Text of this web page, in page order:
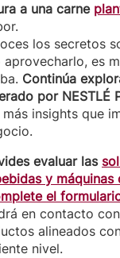
a una carne
los secretos
aprovecharlo, es
Continúa
por NESTLÉ
insights que
evaluar las
y máquinas
el
en contacto
alineados
nivel.